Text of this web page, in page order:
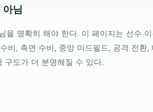
아님
을 명확히 해야 한다. 이 페이지는 선수
비, 측면 수비, 중앙 미드필드, 공격 전
구도가 더 분명해질 수 있다.